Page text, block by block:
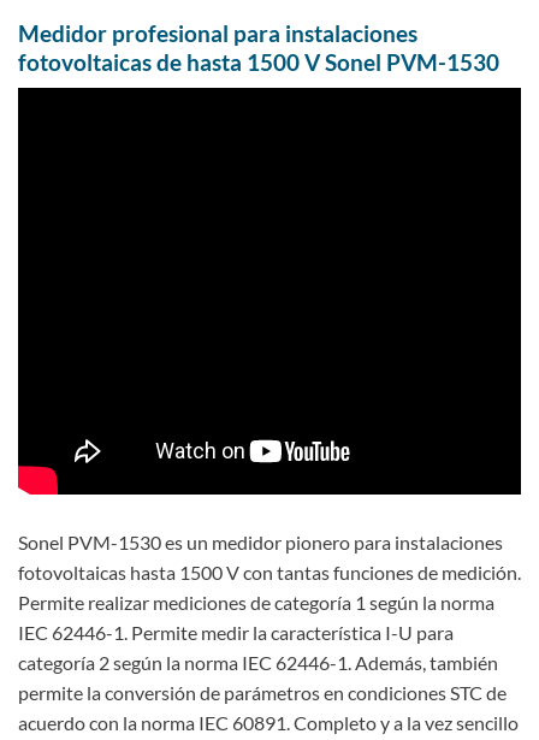
Medidor profesional para instalaciones
fotovoltaicas de hasta 1500 V Sonel PVM-1530
Sonel PVM-1530 es un medidor pionero para instalaciones
fotovoltaicas hasta 1500 V con tantas funciones de medición.
Permite realizar mediciones de categoría 1 según la norma
IEC 62446-1. Permite medir la característica I-U para
categoría 2 según la norma IEC 62446-1. Además, también
permite la conversión de parámetros en condiciones STC de
acuerdo con la norma IEC 60891. Completo y a la vez sencillo